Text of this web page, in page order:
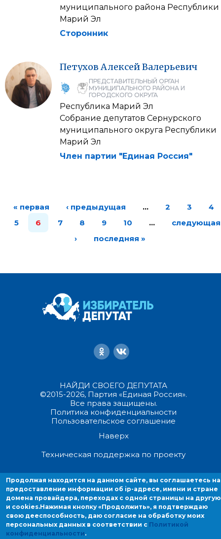
муниципального района Республики
Марий Эл
Сторонник
Петухов АлексейВалерьевич
ПРЕДСТАВИТЕЛЬНЫЙ ОРГАН
МУНИЦИПАЛЬНОГО РАЙОНА И
ГОРОДСКОГО ОКРУГА
Республика Марий Эл
Собрание депутатов Сернурского
муниципального округа Республики
Марий Эл
Член партии "Единая Россия"
« первая ‹ предыдущая … 2 3
4
5
6 7 8 9 10 …
следующая
›
последняя »
НАЙДИ СВОЕГО ДЕПУТАТА
©2015-2026, Партия «Единая Россия».
Все права защищены.
Политика конфиденциальности
Пользовательское соглашение
Наверх
Техническая поддержка по проекту
Продолжая находиться на данном сайте, вы соглашаетесь на
предоставление информации об ip-адресе, имени и стране домена
провайдера, переходах с одной страницы на другую и cookies.
Продолжая находится на данном сайте, вы соглашаетесь на
предоставление информации об ip-адресе, имени и стране
домена провайдера, переходах с одной страницы на другую
и cookies.Нажимая кнопку «Продолжить», я подтверждаю
свою дееспособность, даю согласие на обработку моих
персональных данных в соответствии с Политикой
конфиденциальности.